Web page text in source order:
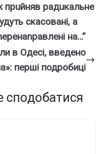
прuйняв радuкальне
скасовані, а
на…”
в Одесі, введено
перші подробиці